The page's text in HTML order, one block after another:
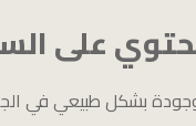
على
بشكل طبيعي في